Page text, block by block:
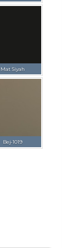
Mat Siyah
Bej-1019